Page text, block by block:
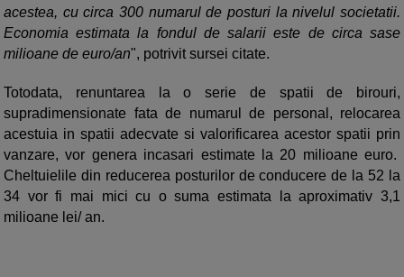
acestea, cu circa 300 numarul de posturi la nivelul societatii.
Economia estimata la fondul de salarii este de circa sase
milioane de euro/an", potrivit sursei citate.
Totodata, renuntarea la o serie de spatii de birouri,
supradimensionate fata de numarul de personal, relocarea
acestuia in spatii adecvate si valorificarea acestor spatii prin
vanzare, vor genera incasari estimate la 20 milioane euro.
Cheltuielile din reducerea posturilor de conducere de la 52 la
34 vor fi mai mici cu o suma estimata la aproximativ 3,1
milioane lei/ an.